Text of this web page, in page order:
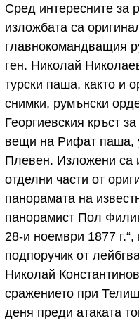
Сред интересните за
изложбата са
главнокомандващия
ген. Николай
турски паша, както и
снимки, румънски
Георгиевския кръст
вещи на Рифат паша,
Плевен. Изложени са
отделни части от
панорамата на
панорамист Пол
28-и ноември 1877
подпоручик от
Николай
сражението при
деня преди атаката